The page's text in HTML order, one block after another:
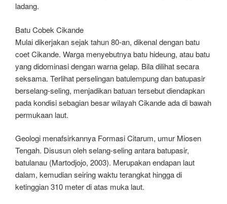
ladang.
Batu Cobek Cikande
Mulai dikerjakan sejak tahun 80-an, dikenal dengan batu
coet Cikande. Warga menyebutnya batu hideung, atau batu
yang didominasi dengan warna gelap. Bila dilihat secara
seksama. Terlihat perselingan batulempung dan batupasir
berselang-seling, menjadikan batuan tersebut diendapkan
pada kondisi sebagian besar wilayah Cikande ada di bawah
permukaan laut.
Geologi menafsirkannya Formasi Citarum, umur Miosen
Tengah. Disusun oleh selang-seling antara batupasir,
batulanau (Martodjojo, 2003). Merupakan endapan laut
dalam, kemudian seiring waktu terangkat hingga di
ketinggian 310 meter di atas muka laut.